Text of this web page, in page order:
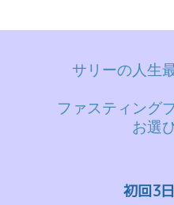
サリーの人生
ファスティング
お選
初回3